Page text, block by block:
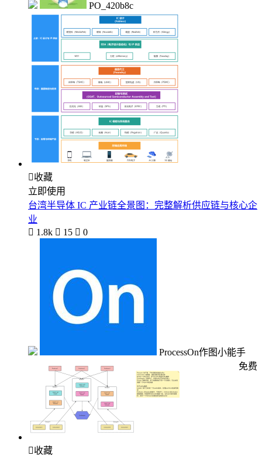
PO_420b8c
收藏
立即使用
台湾半导体 IC 产业链全景图：完整解析供应链与核心企
业
 1.8k  15  0
ProcessOn作图小能手
免费
收藏